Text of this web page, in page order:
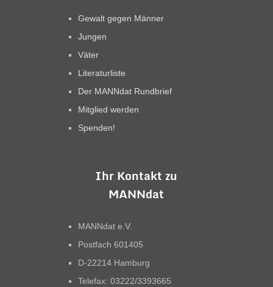
Gewalt gegen Männer
Jungen
Väter
Literaturliste
Der MANNdat Rundbrief
Mitglied werden
Spenden!
Ihr Kontakt zu
MANNdat
MANNdat e.V.
Postfach 601405
D-22214 Hamburg
Telefax: 03222/3393665